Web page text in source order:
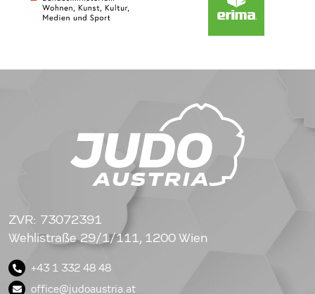
ZVR: 73072391
Wehlistraße 29/1/111, 1200 Wien
+43 1 332 48 48
office@judoaustria.at